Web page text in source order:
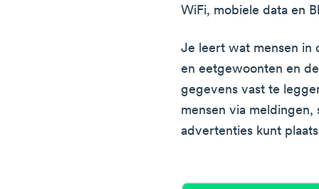
WiFi, mobiele data en
Je leert wat mensen in
en eetgewoonten en
gegevens vast te
mensen via
advertenties kunt